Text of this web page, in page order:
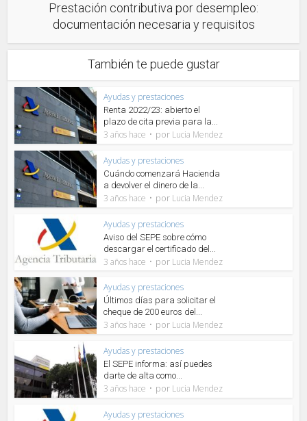
Prestación contributiva por desempleo:
documentación necesaria y requisitos
También te puede gustar
Ayudas y prestaciones
Renta 2022/23: abierto el
plazo de cita previa para la...
3 años hace por Lucia Mendez
Ayudas y prestaciones
Cuándo comenzará Hacienda
a devolver el dinero de la...
3 años hace por Lucia Mendez
Ayudas y prestaciones
Aviso del SEPE sobre cómo
descargar el certificado del...
3 años hace por Lucia Mendez
Ayudas y prestaciones
Últimos días para solicitar el
cheque de 200 euros del...
3 años hace por Lucia Mendez
Ayudas y prestaciones
El SEPE informa: así puedes
darte de alta como...
3 años hace por Lucia Mendez
Ayudas y prestaciones